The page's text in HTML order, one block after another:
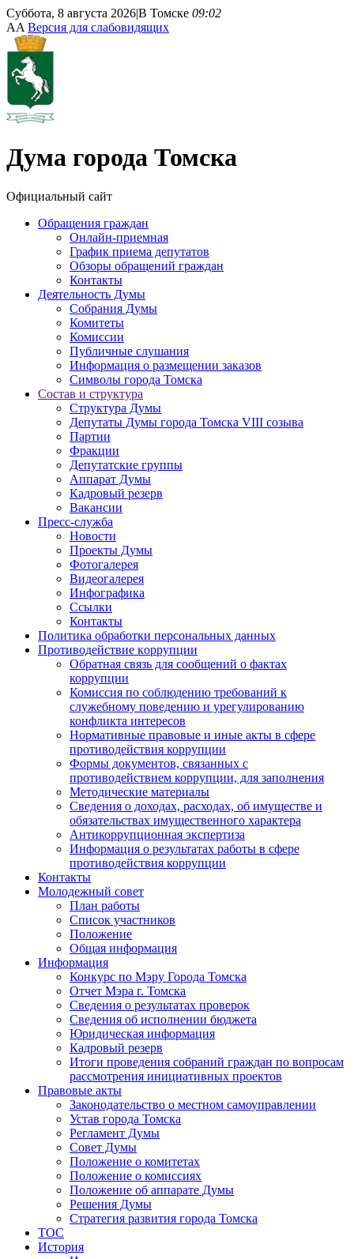
Суббота, 8 августа 2026|В Томске 09:02
AA Версия для слабовидящих
Дума города Томска
Официальный сайт
Обращения граждан
Онлайн-приемная
График приема депутатов
Обзоры обращений граждан
Контакты
Деятельность Думы
Собрания Думы
Комитеты
Комиссии
Публичные слушания
Информация о размещении заказов
Символы города Томска
Состав и структура
Структура Думы
Депутаты Думы города Томска VIII созыва
Партии
Фракции
Депутатские группы
Аппарат Думы
Кадровый резерв
Вакансии
Пресс-служба
Новости
Проекты Думы
Фотогалерея
Видеогалерея
Инфографика
Ссылки
Контакты
Политика обработки персональных данных
Прoтивoдeйствие кoрpупции
Обратная связь для сообщений о фактах
коррупции
Комиссия по соблюдению требований к
служебному поведению и урегулированию
конфликта интересов
Нормативные правовые и иные акты в сфере
противодействия коррупции
Формы документов, связанных с
противодействием коррупции, для заполнения
Методические материалы
Сведения о доходах, расходах, об имуществе и
обязательствах имущественного характера
Антикоррупционная экспертиза
Информация о результатах работы в сфере
противодействия коррупции
Контакты
Молодежный совет
План работы
Список участников
Положение
Общая информация
Информация
Конкурс по Мэру Города Томска
Отчет Мэра г. Томска
Сведения о результатах проверок
Сведения об исполнении бюджета
Юридическая информация
Кадровый резерв
Итоги проведения собраний граждан по вопросам
рассмотрения инициативных проектов
Правовые акты
Законодательство о местном самоуправлении
Устав города Томска
Регламент Думы
Совет Думы
Положение о комитетах
Положение о комиссиях
Положение об аппарате Думы
Решения Думы
Стратегия развития города Томска
ТОС
История